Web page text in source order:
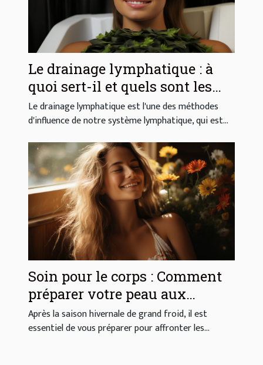
Le drainage lymphatique : à
quoi sert-il et quels sont les
effets ?
Le drainage lymphatique est l'une des méthodes
d'influence de notre système lymphatique, qui est...
Soin pour le corps : Comment
préparer votre peau aux
premiers rayons de soleil ?
Après la saison hivernale de grand froid, il est
essentiel de vous préparer pour affronter les...